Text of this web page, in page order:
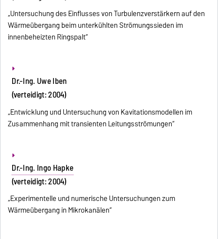
„Untersuchung des Einflusses von Turbulenzverstärkern auf den
Wärmeübergang beim unterkühlten Strömungssieden im
innenbeheizten Ringspalt“
Dr.-Ing. Uwe Iben
(verteidigt: 2004)
„Entwicklung und Untersuchung von Kavitationsmodellen im
Zusammenhang mit transienten Leitungsströmungen“
Dr.-Ing. Ingo Hapke
(verteidigt: 2004)
„Experimentelle und numerische Untersuchungen zum
Wärmeübergang in Mikrokanälen“